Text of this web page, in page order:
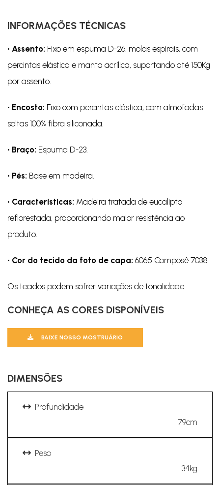
INFORMAÇÕES TÉCNICAS
• Assento: Fixo em espuma D-26, molas espirais, com
percintas elástica e manta acrílica, suportando até 150Kg
por assento.
• Encosto: Fixo com percintas elástica, com almofadas
soltas 100% fibra siliconada.
• Braço: Espuma D-23.
• Pés: Base em madeira.
• Características: Madeira tratada de eucalipto
reflorestada, proporcionando maior resistência ao
produto.
• Cor do tecido da foto de capa: 6065 Composê 7038
Os tecidos podem sofrer variações de tonalidade.
CONHEÇA AS CORES DISPONÍVEIS
BAIXE NOSSO MOSTRUÁRIO
DIMENSÕES
Profundidade
79cm
Peso
34kg